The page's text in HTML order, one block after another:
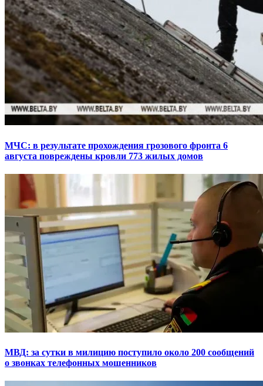
МЧС: в результате прохождения грозового фронта 6
августа повреждены кровли 773 жилых домов
МВД: за сутки в милицию поступило около 200 сообщений
о звонках телефонных мошенников